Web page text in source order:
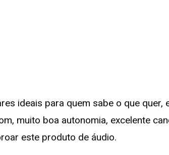
ideais para quem sabe o que
muito boa autonomia, excelente
este produto de áudio.